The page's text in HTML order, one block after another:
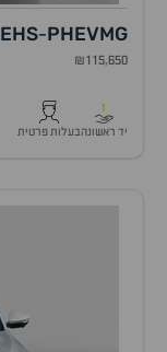
MG
EHS-PHEV
₪115,650
1
יד ראשונהבעלות פרטית